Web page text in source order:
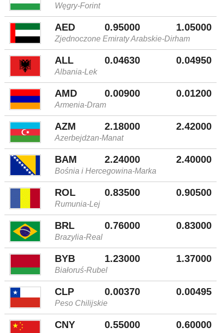
Węgry-Forint
AED 0.95000 1.05000
Zjednoczone Emiraty Arabskie-Dirham
ALL 0.04630 0.04950
Albania-Lek
AMD 0.00900 0.01200
Armenia-Dram
AZM 2.18000 2.42000
Azerbejdżan-Manat
BAM 2.24000 2.40000
Bośnia i Hercegowina-Marka
ROL 0.83500 0.90500
Rumunia-Lej
BRL 0.76000 0.83000
Brazylia-Real
BYB 1.23000 1.37000
Białoruś-Rubel
CLP 0.00370 0.00495
Peso Chilijskie
CNY 0.55000 0.60000